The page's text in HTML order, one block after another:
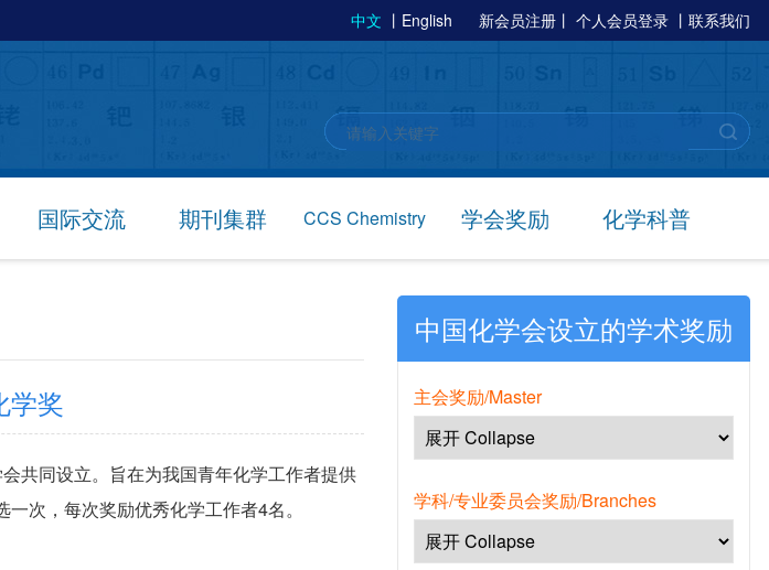
中文 丨 English 新会员注册 丨 个人会员登录 丨 联系我们
国际交流 期刊集群 CCS Chemistry 学会奖励 化学科普
学奖
共同设立。旨在为我国青年化学工作者提供
次，每次奖励优秀化学工作者4名。
中国化学会设立的学术奖励
主会奖励/Master
学科/专业委员会奖励/Branches